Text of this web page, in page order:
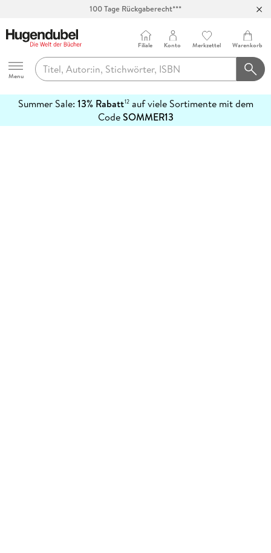
100 Tage Rückgaberecht***
Hugendubel
Menu
Filiale Konto Merkzettel Warenkorb
Summer Sale: 13% Rabatt12auf viele Sortimente mit dem
CodeSOMMER13
erfahren